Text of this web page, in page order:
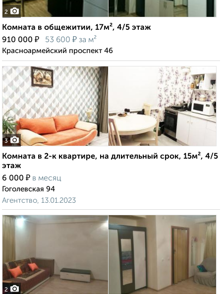
2
Комната в общежитии, 17м², 4/5 этаж
910 000 ₽ 53 600 ₽ за м²
Красноармейский проспект 46
3
Комната в 2-к квартире, на длительный срок, 15м², 4/5
этаж
6 000 ₽ в месяц
Гоголевская 94
Агентство, 13.01.2023
2